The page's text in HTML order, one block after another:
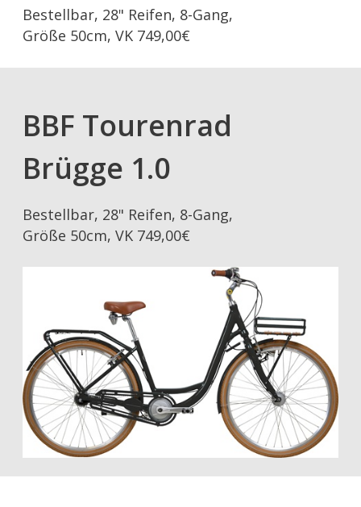
Bestellbar, 28" Reifen, 8-Gang,
Größe 50cm, VK 749,00€
BBF Tourenrad
Brügge 1.0
Bestellbar, 28" Reifen, 8-Gang,
Größe 50cm, VK 749,00€